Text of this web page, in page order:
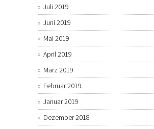
Juli 2019
Juni 2019
Mai 2019
April 2019
März 2019
Februar 2019
Januar 2019
Dezember 2018